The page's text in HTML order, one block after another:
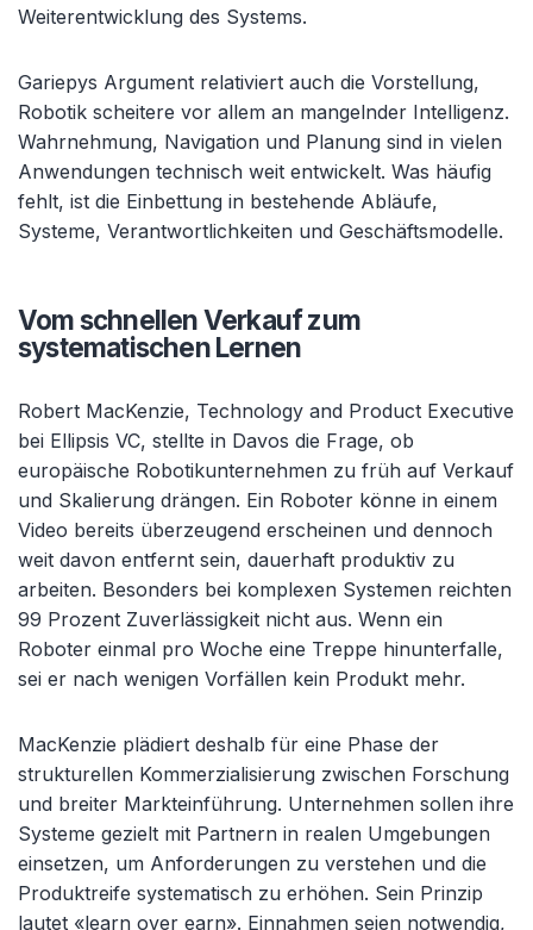
Weiterentwicklung des Systems.
Gariepys Argument relativiert auch die Vorstellung,
Robotik scheitere vor allem an mangelnder Intelligenz.
Wahrnehmung, Navigation und Planung sind in vielen
Anwendungen technisch weit entwickelt. Was häufig
fehlt, ist die Einbettung in bestehende Abläufe,
Systeme, Verantwortlichkeiten und Geschäftsmodelle.
Vom schnellen Verkauf zum
systematischen Lernen
Robert MacKenzie, Technology and Product Executive
bei Ellipsis VC, stellte in Davos die Frage, ob
europäische Robotikunternehmen zu früh auf Verkauf
und Skalierung drängen. Ein Roboter könne in einem
Video bereits überzeugend erscheinen und dennoch
weit davon entfernt sein, dauerhaft produktiv zu
arbeiten. Besonders bei komplexen Systemen reichten
99 Prozent Zuverlässigkeit nicht aus. Wenn ein
Roboter einmal pro Woche eine Treppe hinunterfalle,
sei er nach wenigen Vorfällen kein Produkt mehr.
MacKenzie plädiert deshalb für eine Phase der
strukturellen Kommerzialisierung zwischen Forschung
und breiter Markteinführung. Unternehmen sollen ihre
Systeme gezielt mit Partnern in realen Umgebungen
einsetzen, um Anforderungen zu verstehen und die
Produktreife systematisch zu erhöhen. Sein Prinzip
lautet «learn over earn». Einnahmen seien notwendig,